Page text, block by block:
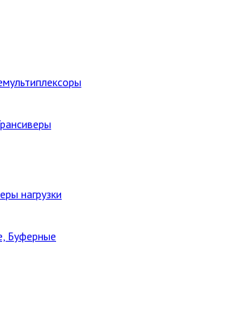
нагрузки
Буферные